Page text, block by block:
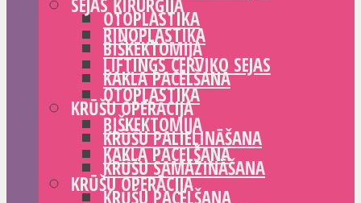
OTOPLASTIKA
BIŠKEKTOMIJA
KAKLA PACELŠANA
KRŪŠU OPERĀCIJA
KRŪŠU PALIELINĀŠANA
KRŪŠU SAMAZINĀŠANA
KRŪŠU PACELŠANA
SEJAS ĶIRURĢIJA
RINOPLASTIKA
LIFTINGS CERVIKO SEJAS
OTOPLASTIKA
BIŠKEKTOMIJA
KAKLA PACELŠANA
KRŪŠU OPERĀCIJA